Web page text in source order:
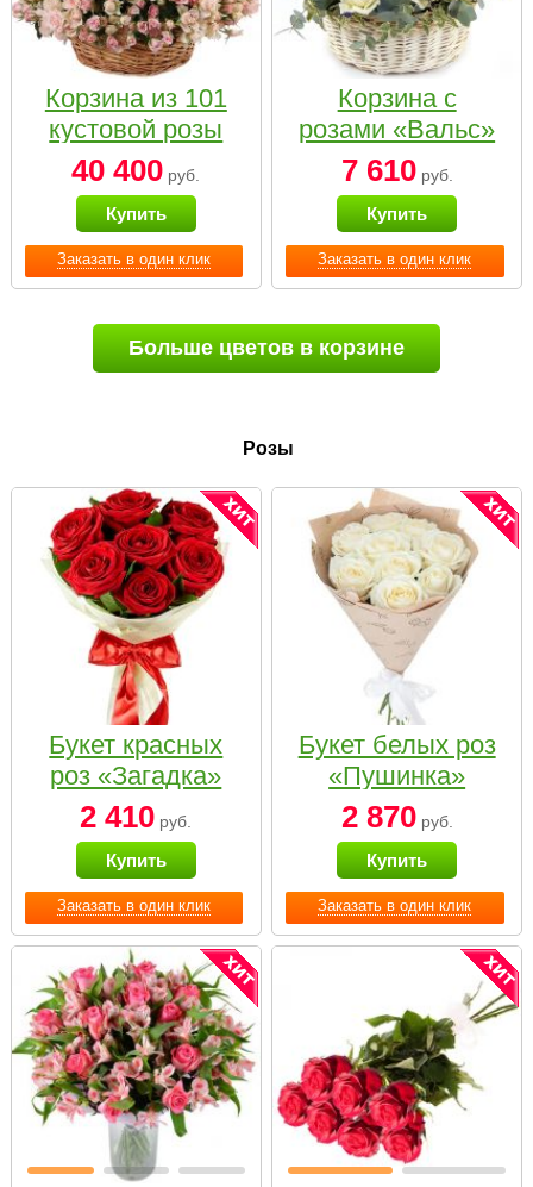
Заказать в один клик
Корзина из 101
кустовой розы
нежных тонов
40 400 руб.
Купить
Заказать в один клик
Корзина с
розами «Вальс»
7 610руб.
Купить
Больше цветов в корзине
Розы
Заказать в один клик
Букет красных
роз «Загадка»
2 410 руб.
Купить
Заказать в один клик
Букет белых роз
«Пушинка»
2 870руб.
Купить